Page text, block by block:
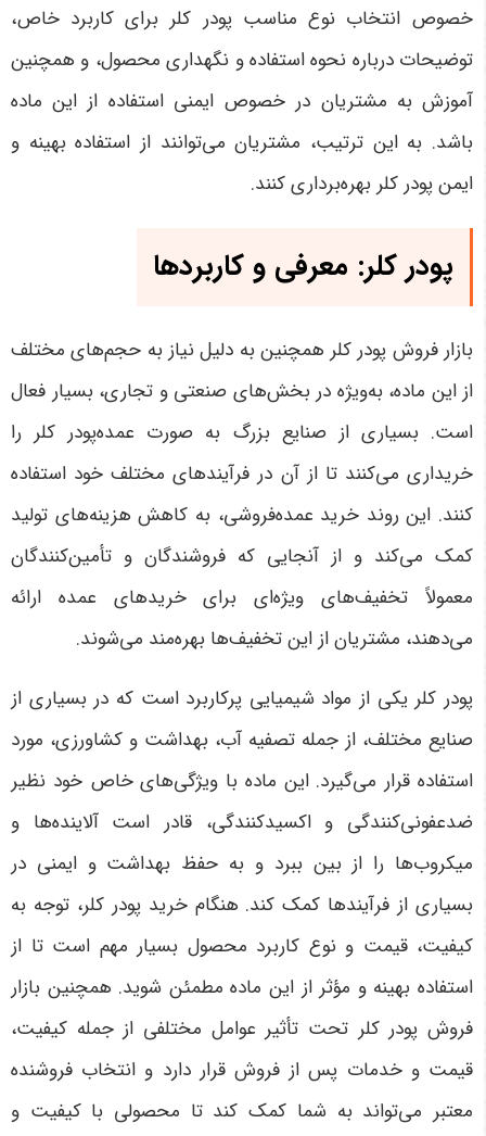
خصوص انتخاب نوع مناسب پودر کلر برای کاربرد خاص،
توضیحات درباره نحوه استفاده و نگهداری محصول، و همچنین
آموزش به مشتریان در خصوص ایمنی استفاده از این ماده
باشد. به این ترتیب، مشتریان می‌توانند از استفاده بهینه و
ایمن پودر کلر بهره‌برداری کنند.
پودر کلر: معرفی و کاربردها
بازار فروش پودر کلر همچنین به دلیل نیاز به حجم‌های مختلف
از این ماده، به‌ویژه در بخش‌های صنعتی و تجاری، بسیار فعال
است. بسیاری از صنایع بزرگ به صورت عمده‌پودر کلر را
خریداری می‌کنند تا از آن در فرآیندهای مختلف خود استفاده
کنند. این روند خرید عمده‌فروشی، به کاهش هزینه‌های تولید
کمک می‌کند و از آنجایی که فروشندگان و تأمین‌کنندگان
معمولاً تخفیف‌های ویژه‌ای برای خریدهای عمده ارائه
می‌دهند، مشتریان از این تخفیف‌ها بهره‌مند می‌شوند.
پودر کلر یکی از مواد شیمیایی پرکاربرد است که در بسیاری از
صنایع مختلف، از جمله تصفیه آب، بهداشت و کشاورزی، مورد
استفاده قرار می‌گیرد. این ماده با ویژگی‌های خاص خود نظیر
ضدعفونی‌کنندگی و اکسیدکنندگی، قادر است آلاینده‌ها و
میکروب‌ها را از بین ببرد و به حفظ بهداشت و ایمنی در
بسیاری از فرآیندها کمک کند. هنگام خرید پودر کلر، توجه به
کیفیت، قیمت و نوع کاربرد محصول بسیار مهم است تا از
استفاده بهینه و مؤثر از این ماده مطمئن شوید. همچنین بازار
فروش پودر کلر تحت تأثیر عوامل مختلفی از جمله کیفیت،
قیمت و خدمات پس از فروش قرار دارد و انتخاب فروشنده
معتبر می‌تواند به شما کمک کند تا محصولی با کیفیت و